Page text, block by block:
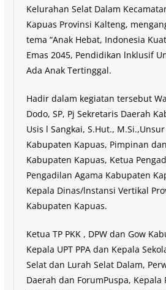
Kelurahan Selat Dalam
Kapuas Provinsi Kalteng,
tema “Anak Hebat, Indonesia
Emas 2045, Pendidikan lnklusif
Ada Anak Tertinggal.
Hadir dalam kegiatan tersebut
Dodo, SP, Pj Sekretaris Daerah
Usis l Sangkai, S.Hut.,
Kabupaten Kapuas, Pimpinan
Kabupaten Kapuas, Ketua
Pengadilan Agama Kabupaten
Kepala Dinas/lnstansi Vertikal
Kabupaten Kapuas.
Ketua TP PKK , DPW dan Gow
Kepala UPT PPA dan Kepala
Selat dan Lurah Selat Dalam,
Daerah dan ForumPuspa, Kepala